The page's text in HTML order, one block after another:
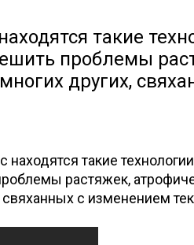
такие
проблемы
других,
такие
растяжек,
с изменением